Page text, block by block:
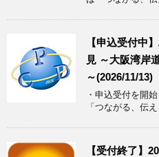
【申込受付中
見 ～大阪湾岸
～(2026/11/13)
・申込受付を開
「つながる、伝え
【受付終了】